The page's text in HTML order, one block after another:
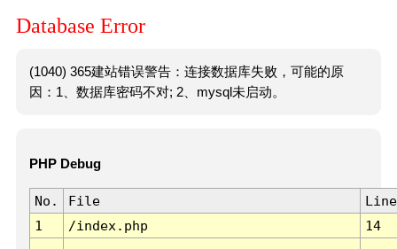
Database Error
(1040) 365建站错误警告：连接数据库失败，可能的原
因：1、数据库密码不对; 2、mysql未启动。
PHP Debug
No. File
Line
1
/index.php 14